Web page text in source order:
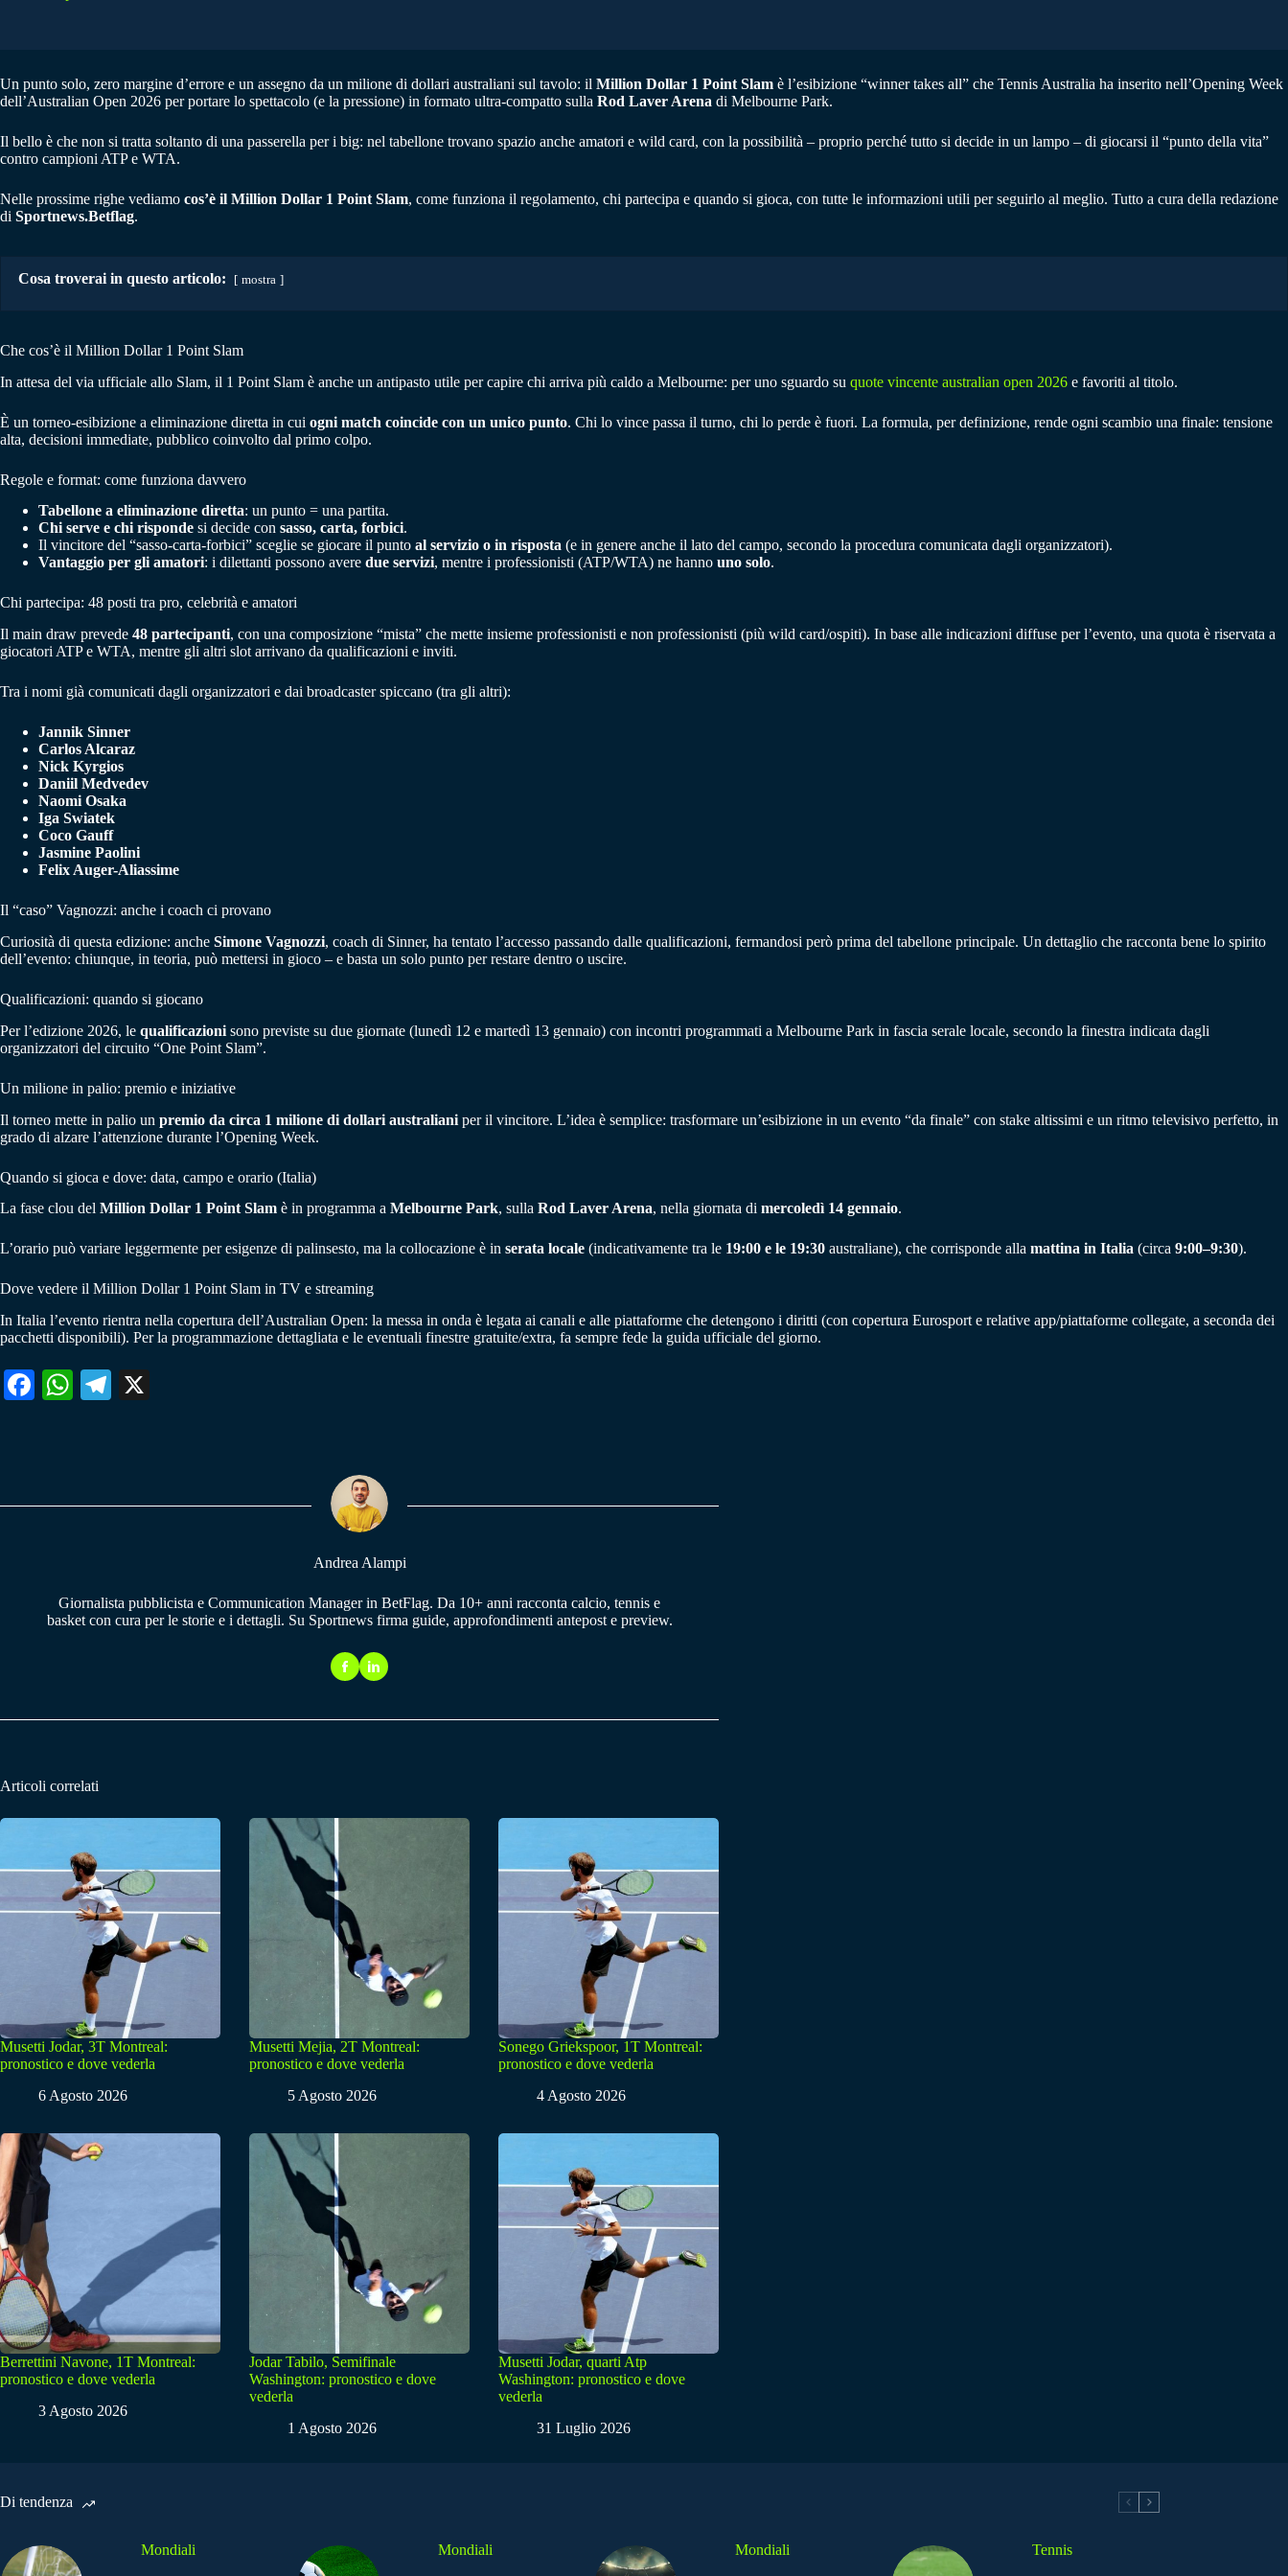
Un punto solo, zero margine d’errore e un assegno da un milione di dollari australiani sul tavolo: il Million Dollar 1 Point Slam è l’esibizione “winner takes all” che Tennis Australia ha inserito nell’Opening Week
dell’Australian Open 2026 per portare lo spettacolo (e la pressione) in formato ultra-compatto sulla Rod Laver Arena di Melbourne Park.
Il bello è che non si tratta soltanto di una passerella per i big: nel tabellone trovano spazio anche amatori e wild card, con la possibilità – proprio perché tutto si decide in un lampo – di giocarsi il “punto della vita”
contro campioni ATP e WTA.
Nelle prossime righe vediamo cos’è il Million Dollar 1 Point Slam, come funziona il regolamento, chi partecipa e quando si gioca, con tutte le informazioni utili per seguirlo al meglio. Tutto a cura della redazione
di Sportnews.Betflag.
Cosa troverai in questo articolo: mostra
Che cos’è il Million Dollar 1 Point Slam
In attesa del via ufficiale allo Slam, il 1 Point Slam è anche un antipasto utile per capire chi arriva più caldo a Melbourne: per uno sguardo su quote vincente australian open 2026 e favoriti al titolo.
È un torneo-esibizione a eliminazione diretta in cui ogni match coincide con un unico punto. Chi lo vince passa il turno, chi lo perde è fuori. La formula, per definizione, rende ogni scambio una finale: tensione
alta, decisioni immediate, pubblico coinvolto dal primo colpo.
Regole e format: come funziona davvero
Tabellone a eliminazione diretta: un punto = una partita.
Chi serve e chi risponde si decide con sasso, carta, forbici.
Il vincitore del “sasso-carta-forbici” sceglie se giocare il punto al servizio o in risposta (e in genere anche il lato del campo, secondo la procedura comunicata dagli organizzatori).
Vantaggio per gli amatori: i dilettanti possono avere due servizi, mentre i professionisti (ATP/WTA) ne hanno uno solo.
Chi partecipa: 48 posti tra pro, celebrità e amatori
Il main draw prevede 48 partecipanti, con una composizione “mista” che mette insieme professionisti e non professionisti (più wild card/ospiti). In base alle indicazioni diffuse per l’evento, una quota è riservata a
giocatori ATP e WTA, mentre gli altri slot arrivano da qualificazioni e inviti.
Tra i nomi già comunicati dagli organizzatori e dai broadcaster spiccano (tra gli altri):
Jannik Sinner
Carlos Alcaraz
Nick Kyrgios
Daniil Medvedev
Naomi Osaka
Iga Swiatek
Coco Gauff
Jasmine Paolini
Felix Auger-Aliassime
Il “caso” Vagnozzi: anche i coach ci provano
Curiosità di questa edizione: anche Simone Vagnozzi, coach di Sinner, ha tentato l’accesso passando dalle qualificazioni, fermandosi però prima del tabellone principale. Un dettaglio che racconta bene lo spirito
dell’evento: chiunque, in teoria, può mettersi in gioco – e basta un solo punto per restare dentro o uscire.
Qualificazioni: quando si giocano
Per l’edizione 2026, le qualificazioni sono previste su due giornate (lunedì 12 e martedì 13 gennaio) con incontri programmati a Melbourne Park in fascia serale locale, secondo la finestra indicata dagli
organizzatori del circuito “One Point Slam”.
Un milione in palio: premio e iniziative
Il torneo mette in palio un premio da circa 1 milione di dollari australiani per il vincitore. L’idea è semplice: trasformare un’esibizione in un evento “da finale” con stake altissimi e un ritmo televisivo perfetto, in
grado di alzare l’attenzione durante l’Opening Week.
Quando si gioca e dove: data, campo e orario (Italia)
La fase clou del Million Dollar 1 Point Slam è in programma a Melbourne Park, sulla Rod Laver Arena, nella giornata di mercoledì 14 gennaio.
L’orario può variare leggermente per esigenze di palinsesto, ma la collocazione è in serata locale (indicativamente tra le 19:00 e le 19:30 australiane), che corrisponde alla mattina in Italia (circa 9:00–9:30).
Dove vedere il Million Dollar 1 Point Slam in TV e streaming
In Italia l’evento rientra nella copertura dell’Australian Open: la messa in onda è legata ai canali e alle piattaforme che detengono i diritti (con copertura Eurosport e relative app/piattaforme collegate, a seconda dei
pacchetti disponibili). Per la programmazione dettagliata e le eventuali finestre gratuite/extra, fa sempre fede la guida ufficiale del giorno.
Fa W
pp
Te
m
Andrea Alampi
Giornalista pubblicista e Communication Manager in BetFlag. Da 10+ anni racconta calcio, tennis e
basket con cura per le storie e i dettagli. Su Sportnews firma guide, approfondimenti antepost e preview.
Articoli correlati
Musetti Jodar, 3T Montreal:
pronostico e dove vederla
6 Agosto 2026
Musetti Mejia, 2T Montreal:
pronostico e dove vederla
5 Agosto 2026
Sonego Griekspoor, 1T Montreal:
pronostico e dove vederla
4 Agosto 2026
Berrettini Navone, 1T Montreal:
pronostico e dove vederla
3 Agosto 2026
Jodar Tabilo, Semifinale
Washington: pronostico e dove
vederla
1 Agosto 2026
Musetti Jodar, quarti Atp
Washington: pronostico e dove
vederla
31 Luglio 2026
Di tendenza
Mondiali Mondiali Mondiali Tennis